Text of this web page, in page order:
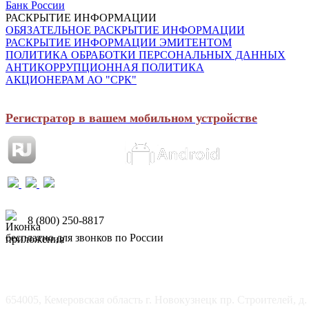
Банк России
РАСКРЫТИЕ ИНФОРМАЦИИ
ОБЯЗАТЕЛЬНОЕ РАСКРЫТИЕ ИНФОРМАЦИИ
РАСКРЫТИЕ ИНФОРМАЦИИ ЭМИТЕНТОМ
ПОЛИТИКА ОБРАБОТКИ ПЕРСОНАЛЬНЫХ ДАННЫХ
АНТИКОРРУПЦИОННАЯ ПОЛИТИКА
АКЦИОНЕРАМ АО "СРК"
Регистратор в вашем мобильном устройстве
8 (800) 250-8817
бесплатно для звонков по России